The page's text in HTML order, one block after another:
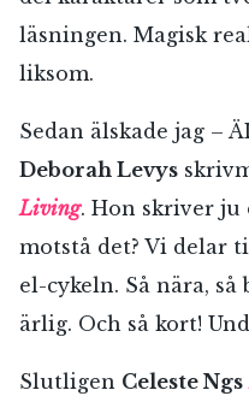
Jag accepterar villkoren.
läsningen. Magisk
liksom.
Sedan älskade jag –
Deborah Levys
Living. Hon skriver ju
motstå det? Vi delar
el-cykeln. Så nära, så
ärlig. Och så kort!
Slutligen Celeste Ngs